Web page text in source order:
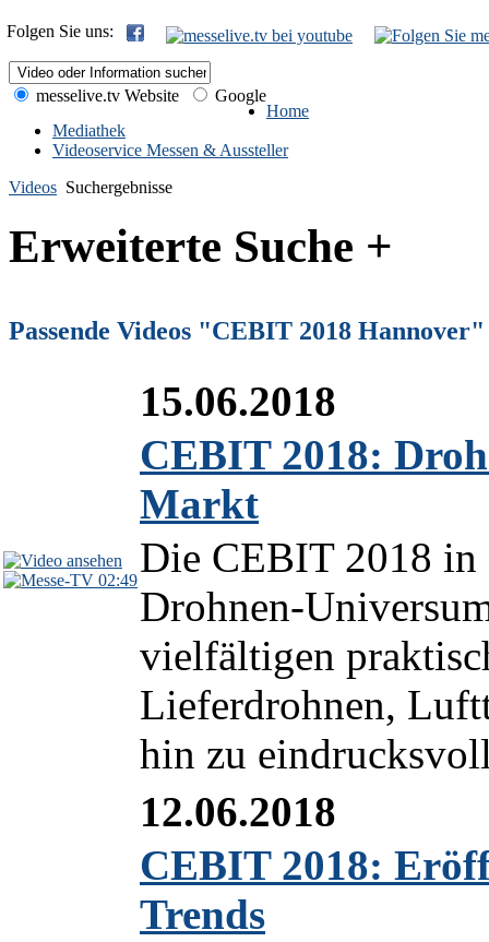
Folgen Sie uns:
messelive.tv Website
Google
Home
Mediathek
Videoservice Messen & Aussteller
Videos Suchergebnisse
Erweiterte Suche +
Passende Videos "CEBIT 2018 Hannover"
02:49
15.06.2018
CEBIT 2018:
Markt
Die CEBIT 2018 in
Drohnen-
vielfältigen
Lieferdrohnen,
hin zu
12.06.2018
CEBIT 2018:
Trends